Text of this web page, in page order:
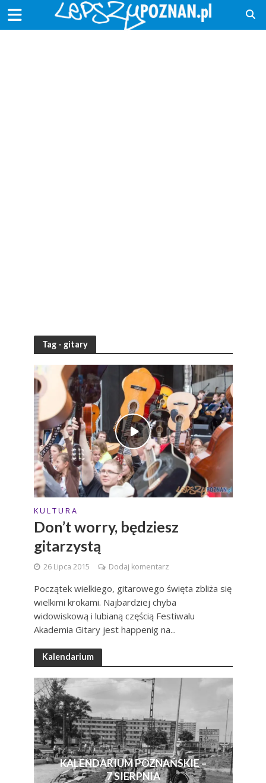
Tag - gitary
K U L T U R A
Don’t worry, będziesz
gitarzystą
26 Lipca 2015 Dodaj komentarz
Początek wielkiego, gitarowego święta zbliża się
wielkimi krokami. Najbardziej chyba
widowiskową i lubianą częścią Festiwalu
Akademia Gitary jest happenig na...
Kalendarium
KALENDARIUM POZNAŃSKIE –
7 SIERPNIA